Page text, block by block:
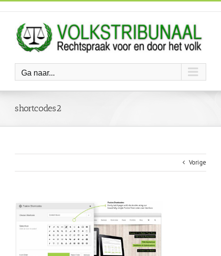
Ga
naar
Ga naar...
shortcodes2
Vorige